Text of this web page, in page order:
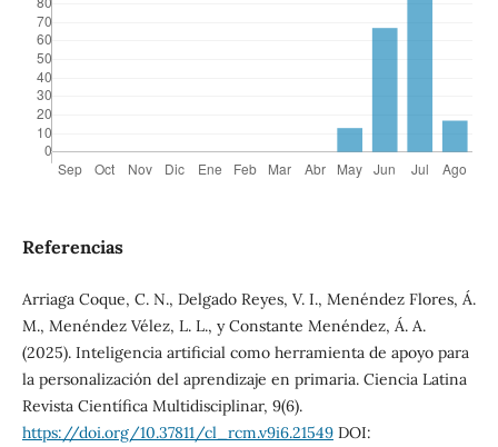
Referencias
Arriaga Coque, C. N., Delgado Reyes, V. I., Menéndez Flores, Á.
M., Menéndez Vélez, L. L., y Constante Menéndez, Á. A.
(2025). Inteligencia artificial como herramienta de apoyo para
la personalización del aprendizaje en primaria. Ciencia Latina
Revista Científica Multidisciplinar, 9(6).
https://doi.org/10.37811/cl_rcm.v9i6.21549DOI: